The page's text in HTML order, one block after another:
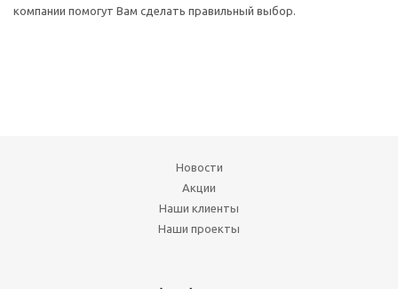
компании помогут Вам сделать правильный выбор.
Новости
Акции
Наши клиенты
Наши проекты